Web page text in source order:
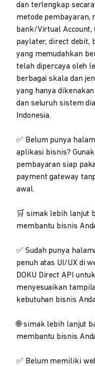
dan terlengkap
metode
bank/Virtual
paylater, direct debit,
yang memudahkan
telah dipercaya oleh
berbagai skala dan
yang hanya
dan seluruh sistem
Indonesia.
✅ Belum punya
aplikasi bisnis?
pembayaran siap
payment gateway
awal.
🛒 simak lebih lanjut
membantu bisnis
✅ Sudah punya
penuh atas UI/UX di
DOKU Direct API
menyesuaikan
kebutuhan bisnis
🌐 simak lebih lanjut
membantu bisnis
✅ Belum memiliki